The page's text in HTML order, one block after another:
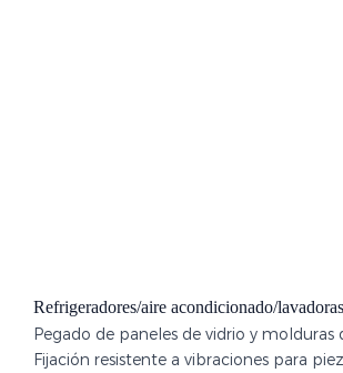
Refrigeradores/aire acondicionado/lavadoras
Pegado de paneles de vidrio y molduras
Fijación resistente a vibraciones para